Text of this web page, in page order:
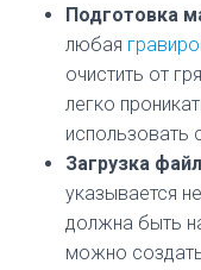
Подготовка
любая
очистить от
легко
использовать
Загрузка
указывается
должна быть
можно